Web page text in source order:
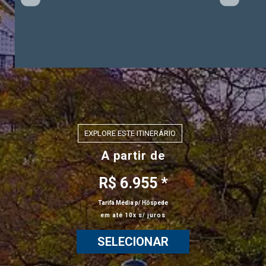
Infinity®
Millennium®
Reflection®
Roamer℠
Seeker℠
EXPLORE ESTE ITINERÁRIO
A partir de
R$ 6.955 *
Tarifa Média p/ Hóspede
em até 10x s/ juros
SELECIONAR